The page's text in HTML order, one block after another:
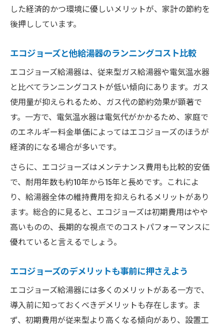
した経済的かつ環境に優しいメリットが、家計の節約を
後押ししています。
エコジョーズと他給湯器のランニングコスト比較
エコジョーズ給湯器は、従来型ガス給湯器や電気温水器
と比べてランニングコストが低い傾向にあります。ガス
使用量が抑えられるため、ガス代の節約効果が顕著で
す。一方で、電気温水器は電気代がかかるため、家庭で
のエネルギー料金単価によってはエコジョーズのほうが
経済的になる場合が多いです。
さらに、エコジョーズはメンテナンス費用も比較的安価
で、耐用年数も約10年から15年と長めです。これによ
り、給湯器全体の維持費用を抑えられるメリットがあり
ます。総合的に見ると、エコジョーズは初期費用はやや
高いものの、長期的な視点でのコストパフォーマンスに
優れていると言えるでしょう。
エコジョーズのデメリットも事前に押さえよう
エコジョーズ給湯器には多くのメリットがある一方で、
導入前に知っておくべきデメリットも存在します。ま
ず、初期費用が従来型より高くなる傾向があり、設置工